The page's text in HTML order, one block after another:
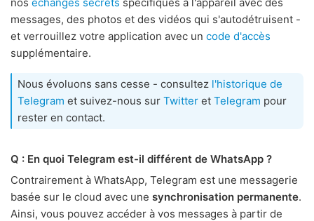
messages, des photos et des vidéos qui s'autodétruisent -
et verrouillez votre application avec un code d'accès
supplémentaire.
Nous évoluons sans cesse - consultez l'historique de
Telegram et suivez-nous sur Twitter et Telegram pour
rester en contact.
Q : En quoi Telegram est-il différent de WhatsApp ?
Contrairement à WhatsApp, Telegram est une messagerie
basée sur le cloud avec une synchronisation permanente.
Ainsi, vous pouvez accéder à vos messages à partir de